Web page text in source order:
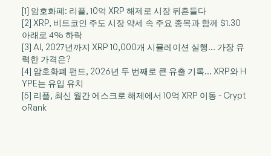
[1] 암호화폐: 리플, 10억 XRP 해제로 시장 뒤흔들다
[2] XRP, 비트코인 주도 시장 약세 속 주요 종목과 함께 $1.30
아래로 4% 하락
[3] AI, 2027년까지 XRP 10,000개 시뮬레이션 실행… 가장 유
력한 가격은?
[4] 암호화폐 펀드, 2026년 두 번째로 큰 유출 기록… XRP와 H
YPE는 유입 유치
[5] 리플, 최신 월간 에스크로 해제에서 10억 XRP 이동 - Crypt
oRank